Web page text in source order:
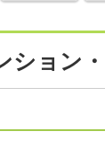
ション